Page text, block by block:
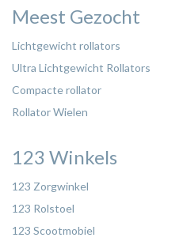
Meest Gezocht
Lichtgewicht rollators
Ultra Lichtgewicht Rollators
Compacte rollator
Rollator Wielen
123 Winkels
123 Zorgwinkel
123 Rolstoel
123 Scootmobiel